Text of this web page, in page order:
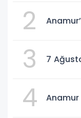
2
3 7
4 Anamur